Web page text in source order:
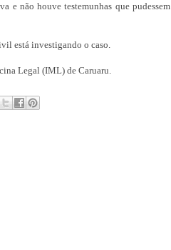
e não houve testemunhas que pudessem
está investigando o caso.
Legal (IML) de Caruaru.